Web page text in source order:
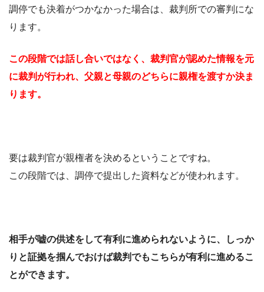
調停でも決着がつかなかった場合は、裁判所での審判にな
ります。
この段階では話し合いではなく、裁判官が認めた情報を元
に裁判が行われ、父親と母親のどちらに親権を渡すか決ま
ります。
要は裁判官が親権者を決めるということですね。
この段階では、調停で提出した資料などが使われます。
相手が嘘の供述をして有利に進められないように、しっか
りと証拠を掴んでおけば裁判でもこちらが有利に進めるこ
とができます。